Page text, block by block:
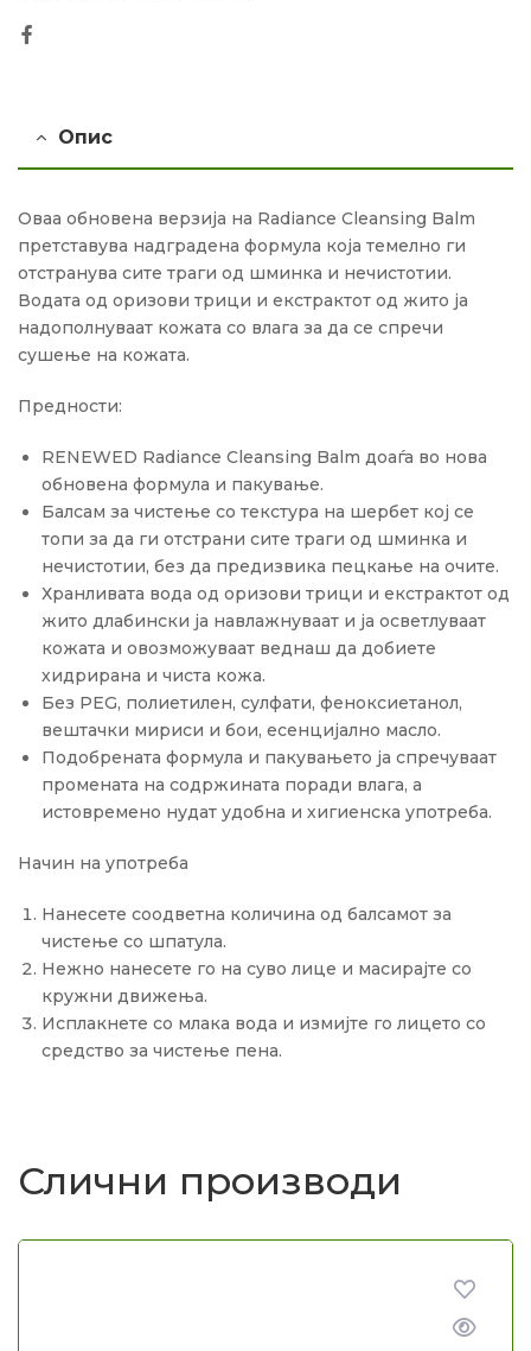
Опис
Оваа обновена верзија на Radiance Cleansing Balm
претставува надградена формула која темелно ги
отстранува сите траги од шминка и нечистотии.
Водата од оризови трици и екстрактот од жито ја
надополнуваат кожата со влага за да се спречи
сушење на кожата.
Предности:
RENEWED Radiance Cleansing Balm доаѓа во нова
обновена формула и пакување.
Балсам за чистење со текстура на шербет кој се
топи за да ги отстрани сите траги од шминка и
нечистотии, без да предизвика пецкање на очите.
Хранливата вода од оризови трици и екстрактот од
жито длабински ја навлажнуваат и ја осветлуваат
кожата и овозможуваат веднаш да добиете
хидрирана и чиста кожа.
Без PEG, полиетилен, сулфати, феноксиетанол,
вештачки мириси и бои, есенцијално масло.
Подобрената формула и пакувањето ја спречуваат
промената на содржината поради влага, а
истовремено нудат удобна и хигиенска употреба.
Начин на употреба
Нанесете соодветна количина од балсамот за
чистење со шпатула.
Нежно нанесете го на суво лице и масирајте со
кружни движења.
Исплакнете со млака вода и измијте го лицето со
средство за чистење пена.
Слични производи